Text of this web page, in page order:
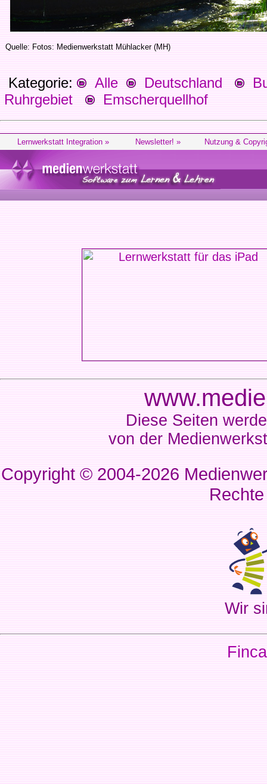
Quelle: Fotos: Medienwerkstatt Mühlacker (MH)
Kategorie: Alle Deutschland
Ruhrgebiet
Emscherquellhof
Lernwerkstatt Integration » Newsletter! » Nutzung &
Diese Seiten
von der
Copyright © 2004-2026
Wir